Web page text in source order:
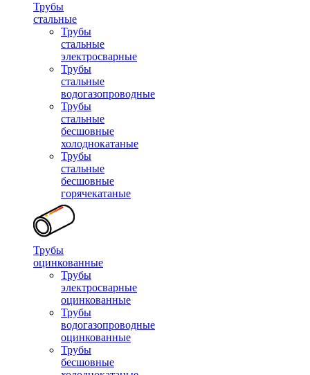
Трубы
стальные
Трубы
стальные
электросварные
Трубы
стальные
водогазопроводные
Трубы
стальные
бесшовные
холоднокатаные
Трубы
стальные
бесшовные
горячекатаные
Трубы
оцинкованные
Трубы
электросварные
оцинкованные
Трубы
водогазопроводные
оцинкованные
Трубы
бесшовные